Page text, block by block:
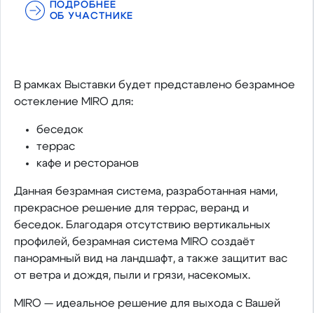
ПОДРОБНЕЕ
ОБ УЧАСТНИКЕ
В рамках Выставки будет представлено безрамное
остекление MIRO для:
беседок
террас
кафе и ресторанов
Данная безрамная система, разработанная нами,
прекрасное решение для террас, веранд и
беседок. Благодаря отсутствию вертикальных
профилей, безрамная система MIRO создаёт
панорамный вид на ландшафт, а также защитит вас
от ветра и дождя, пыли и грязи, насекомых.
MIRO — идеальное решение для выхода с Вашей